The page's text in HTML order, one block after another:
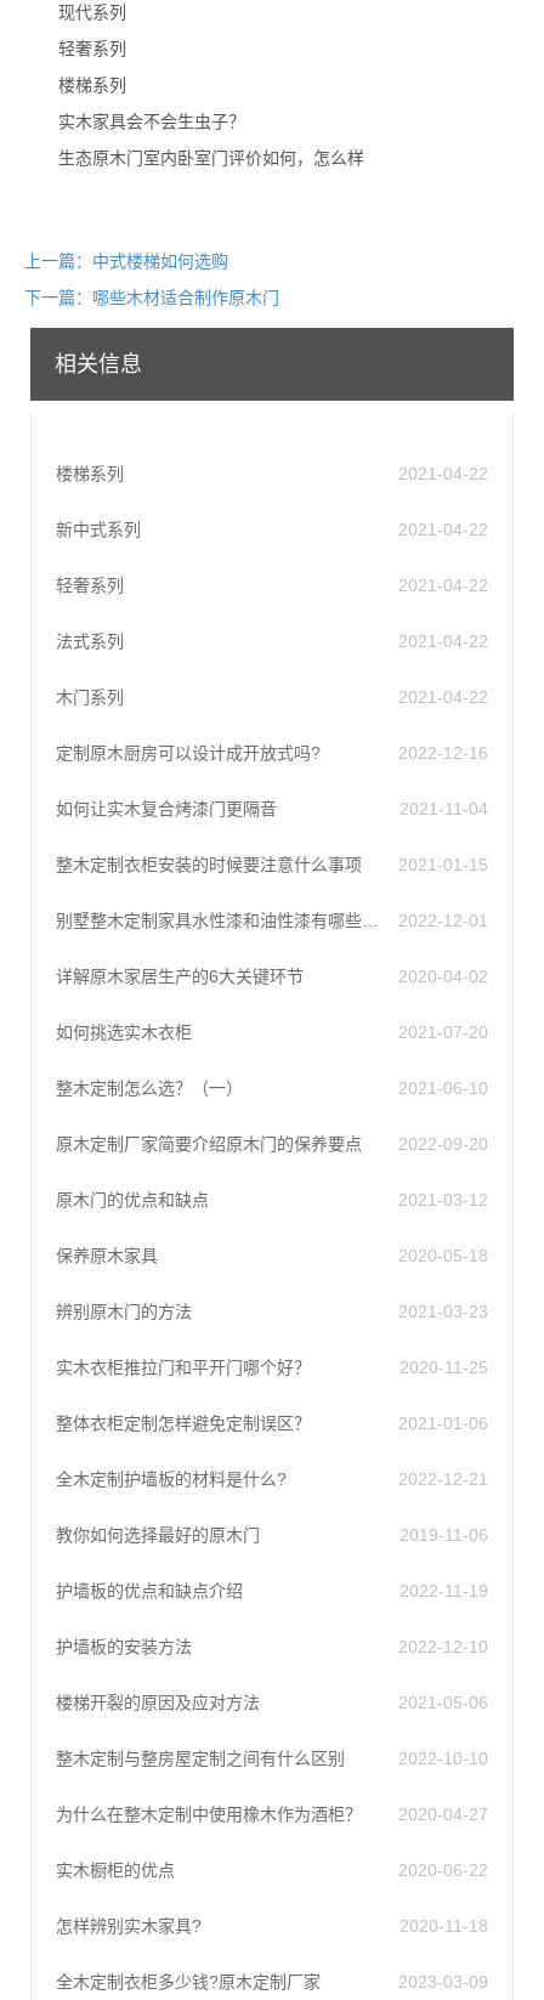
现代系列
轻奢系列
楼梯系列
实木家具会不会生虫子？
生态原木门室内卧室门评价如何，怎么样
上一篇：中式楼梯如何选购
下一篇：哪些木材适合制作原木门
相关信息
楼梯系列 2021-04-22
新中式系列 2021-04-22
轻奢系列 2021-04-22
法式系列 2021-04-22
木门系列 2021-04-22
定制原木厨房可以设计成开放式吗? 2022-12-16
如何让实木复合烤漆门更隔音 2021-11-04
整木定制衣柜安装的时候要注意什么事项 2021-01-15
2022-12-01
详解原木家居生产的6大关键环节 2020-04-02
如何挑选实木衣柜 2021-07-20
整木定制怎么选？（一） 2021-06-10
原木定制厂家简要介绍原木门的保养要点 2022-09-20
原木门的优点和缺点 2021-03-12
保养原木家具 2020-05-18
辨别原木门的方法 2021-03-23
实木衣柜推拉门和平开门哪个好？ 2020-11-25
整体衣柜定制怎样避免定制误区？ 2021-01-06
全木定制护墙板的材料是什么? 2022-12-21
教你如何选择最好的原木门 2019-11-06
护墙板的优点和缺点介绍 2022-11-19
护墙板的安装方法 2022-12-10
楼梯开裂的原因及应对方法 2021-05-06
整木定制与整房屋定制之间有什么区别 2022-10-10
为什么在整木定制中使用橡木作为酒柜？ 2020-04-27
实木橱柜的优点 2020-06-22
怎样辨别实木家具? 2020-11-18
全木定制衣柜多少钱?原木定制厂家 2023-03-09